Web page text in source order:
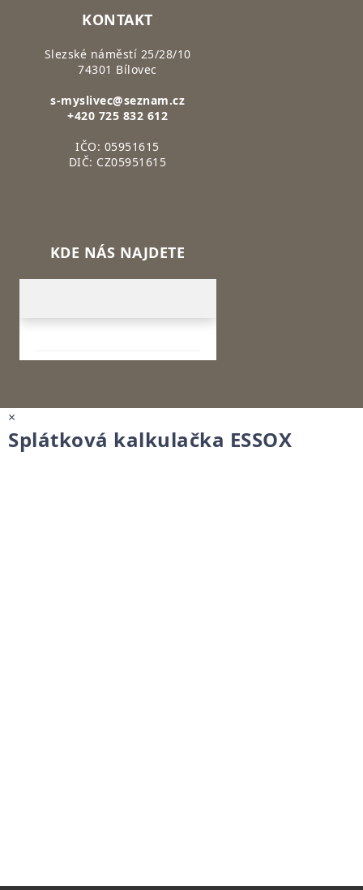
KONTAKT
Slezské náměstí 25/28/10
74301 Bílovec
s-myslivec@seznam.cz
+420 725 832 612
IČO: 05951615
DIČ: CZ05951615
KDE NÁS NAJDETE
×
Splátková kalkulačka ESSOX